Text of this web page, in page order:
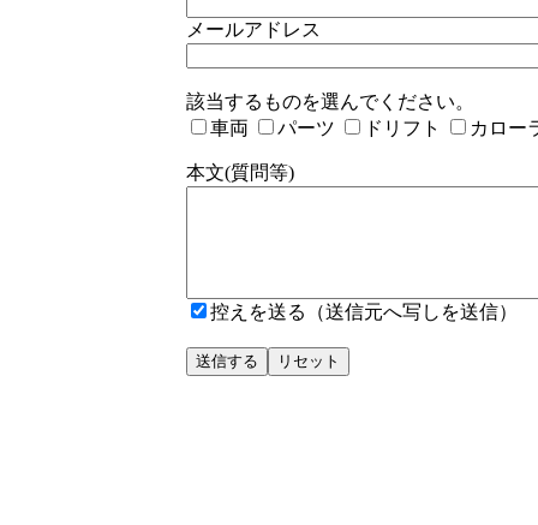
メールアドレス
該当するものを選んでください。
車両
パーツ ドリフト カロー
本文(質問等)
控えを送る（送信元へ写しを送信）